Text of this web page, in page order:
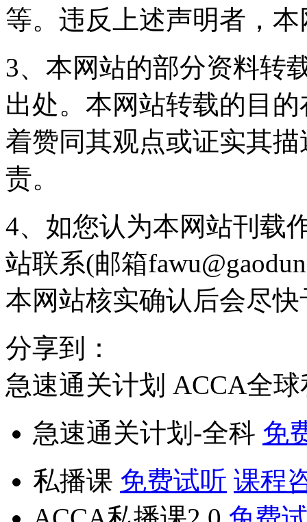
等。违反上述声明者，
3、本网站的部分资料转
出处。本网站转载的目
着赞同其观点或证实其
责。
4、如您认为本网站刊载
站联系(邮箱
本网站核实确认后会尽
分享到：
急速通关计划 ACCA全
急速通关计划-全科 免
私播课 免费试听 课程